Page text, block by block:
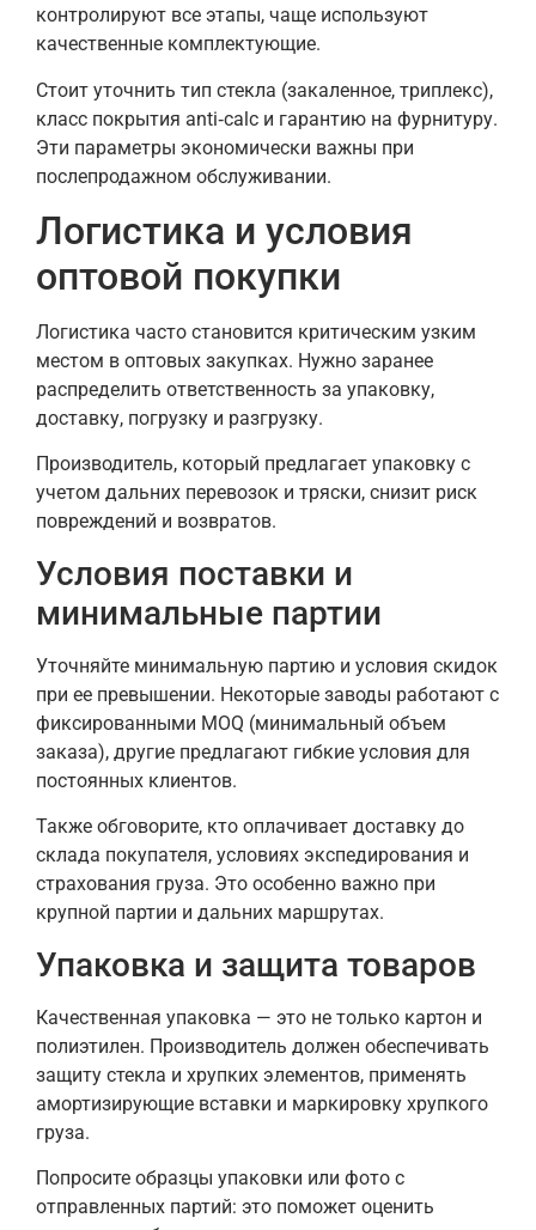
контролируют все этапы, чаще используют
качественные комплектующие.
Стоит уточнить тип стекла (закаленное, триплекс),
класс покрытия anti‑calc и гарантию на фурнитуру.
Эти параметры экономически важны при
послепродажном обслуживании.
Логистика и условия
оптовой покупки
Логистика часто становится критическим узким
местом в оптовых закупках. Нужно заранее
распределить ответственность за упаковку,
доставку, погрузку и разгрузку.
Производитель, который предлагает упаковку с
учетом дальних перевозок и тряски, снизит риск
повреждений и возвратов.
Условия поставки и
минимальные партии
Уточняйте минимальную партию и условия скидок
при ее превышении. Некоторые заводы работают с
фиксированными MOQ (минимальный объем
заказа), другие предлагают гибкие условия для
постоянных клиентов.
Также обговорите, кто оплачивает доставку до
склада покупателя, условиях экспедирования и
страхования груза. Это особенно важно при
крупной партии и дальних маршрутах.
Упаковка и защита товаров
Качественная упаковка — это не только картон и
полиэтилен. Производитель должен обеспечивать
защиту стекла и хрупких элементов, применять
амортизирующие вставки и маркировку хрупкого
груза.
Попросите образцы упаковки или фото с
отправленных партий: это поможет оценить